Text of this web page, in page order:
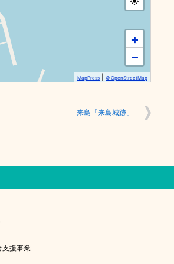
+
−
MapPress © OpenStreetMap
来島「来島城跡」
援事業